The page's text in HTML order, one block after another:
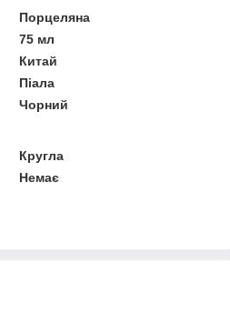
Порцеляна
75 мл
Китай
Піала
Чорний
Кругла
Немає